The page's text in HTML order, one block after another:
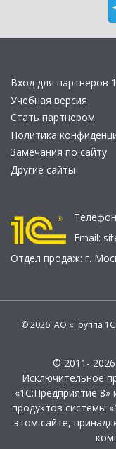
Вход для партнеров
Учебная версия
Стать партнером
Политика
Замечания по сайту
Другие сайты
Email:
Отдел продаж: г.
© 2026 АО «Группа
© 2011-
Исключительное
«1С:Предприятие
продуктов системы
этом сайте,